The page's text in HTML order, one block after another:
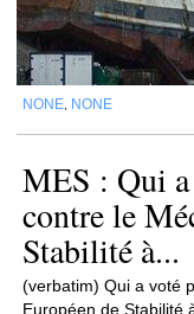
NONE NONE
MES : Qui
contre le
Stabilité à...
(verbatim) Qui a voté
Européen de Stabilité